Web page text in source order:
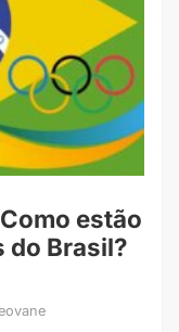
estão
do Brasil?